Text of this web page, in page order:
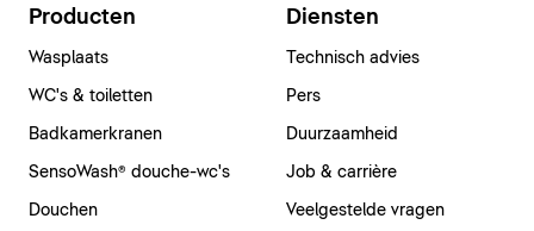
Producten
Wasplaats
WC's & toiletten
Badkamerkranen
SensoWash® douche-wc's
Douchen
Diensten
Technisch advies
Pers
Duurzaamheid
Job & carrière
Veelgestelde vragen